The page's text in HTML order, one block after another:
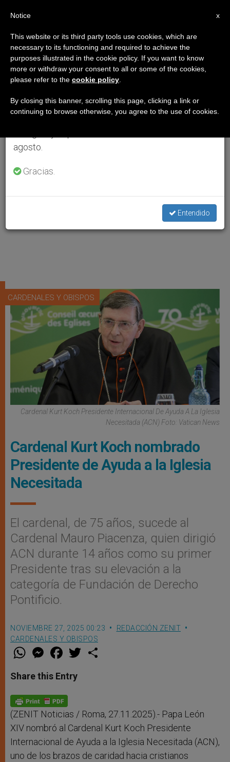
CARDENALES Y OBISPOS
Cardenal Kurt Koch Presidente Internacional De Ayuda A La Iglesia
Necesitada (ACN) Foto: Vatican News
Cardenal Kurt Koch nombrado
Presidente de Ayuda a la Iglesia
Necesitada
El cardenal, de 75 años, sucede al
Cardenal Mauro Piacenza, quien dirigió
ACN durante 14 años como su primer
Presidente tras su elevación a la
categoría de Fundación de Derecho
Pontificio.
NOVIEMBRE 27, 2025 00:23
REDACCIÓN ZENIT
CARDENALES Y OBISPOS
W
t
s
p
p
M
e
s
e
g
e
r
F
a
e
b
o
k
w
Share this Entry
(ZENIT Noticias / Roma, 27.11.2025).- Papa León
XIV nombró al Cardenal Kurt Koch Presidente
Internacional de Ayuda a la Iglesia Necesitada (ACN),
uno de los brazos de caridad hacia cristianos
×
Aviso importante
Del 27 de julio al 7 de agosto haremos la pausa
anual, aprovechando que en el periodo de verano
se generan menos informaciones y también el
agosto.
Gracias.
Entendido
x
Notice
This website or its third party tools use cookies, which are
necessary to its functioning and required to achieve the
purposes illustrated in the cookie policy. If you want to know
more or withdraw your consent to all or some of the cookies,
please refer to the cookie policy
By closing this banner, scrolling this page, clicking a link or
continuing to browse otherwise, you agree to the use of cookies.